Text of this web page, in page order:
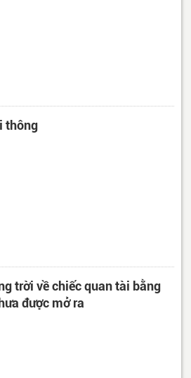
thông
trời về chiếc quan tài bằng
được mở ra